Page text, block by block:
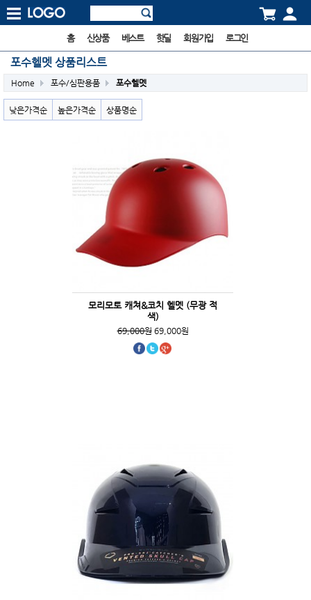
홈 신상품 베스트 핫딜 회원가입 로그인
포수헬멧 상품리스트
Home 포수/심판용품 포수헬멧
낮은가격순 높은가격순 상품명순
모리모토 캐쳐&코치 헬멧 (무광 적
색)
69,000원69,000원